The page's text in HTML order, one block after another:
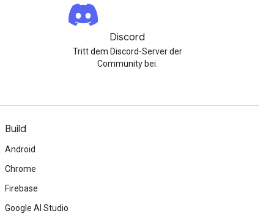
Discord
Tritt dem Discord-Server der
Community bei.
Build
Android
Chrome
Firebase
Google AI Studio